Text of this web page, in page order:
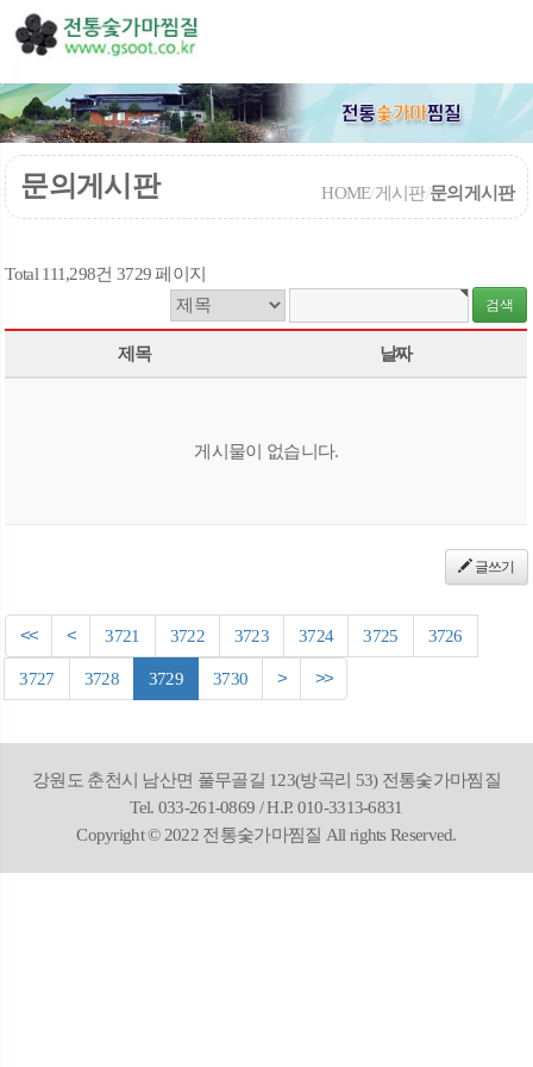
문의게시판 HOME/게시판/문의게시판
Total 111,298건 3729 페이지
제목 날짜
게시물이 없습니다.
글쓰기
<< < 3721 3722 3723 3724 3725 3726
3727 3728 3729 3730 > >>
강원도 춘천시 남산면 풀무골길 123(방곡리 53) 전통숯가마찜질
Tel. 033-261-0869 / H.P. 010-3313-6831
Copyright © 2022 전통숯가마찜질 All rights Reserved.